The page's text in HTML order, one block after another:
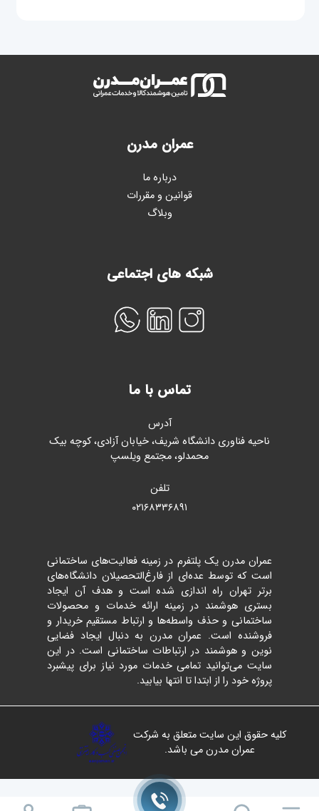
عمران مدرن
درباره ما
قوانین و مقررات
وبلاگ
شبکه های اجتماعی
تماس با ما
آدرس
ناحیه فناوری دانشگاه شریف، خیابان آزادی، کوچه بیک
محمدلو، مجتمع ویلسپ
تلفن
۰۲۱۶۸۳۳۶۸۹۱
عمران مدرن یک پلتفرم در زمینه فعالیت‌های ساختمانی
است که توسط عده‌ای از فارغ‌التحصیلان دانشگاه‌های
برتر تهران راه اندازی شده است و هدف آن ایجاد
بستری هوشمند در زمینه ارائه خدمات و محصولات
ساختمانی و حذف واسطه‌ها و ارتباط مستقیم خریدار و
فروشنده است. عمران مدرن به دنبال ایجاد فضایی
نوین و هوشمند در ارتباطات ساختمانی است. در این
سایت می‌توانید تمامی خدمات مورد نیاز برای پیشبرد
پروژه خود را از ابتدا تا انتها بیابید.
کلیه حقوق این سایت متعلق به شرکت
عمران مدرن می باشد.